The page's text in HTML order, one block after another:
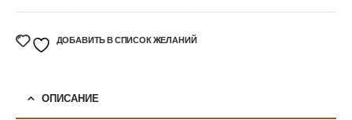
ДОБАВИТЬ В СПИСОК ЖЕЛАНИЙ
ОПИСАНИЕ